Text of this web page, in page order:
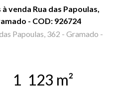
venda Rua das Papoulas,
- COD: 926724
Papoulas, 362 - Gramado -
1 123 m²